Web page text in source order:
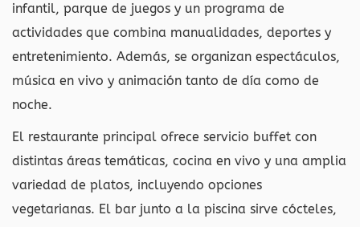
infantil, parque de juegos y un programa de
actividades que combina manualidades, deportes y
entretenimiento. Además, se organizan espectáculos,
música en vivo y animación tanto de día como de
noche.
El restaurante principal ofrece servicio buffet con
distintas áreas temáticas, cocina en vivo y una amplia
variedad de platos, incluyendo opciones
vegetarianas. El bar junto a la piscina sirve cócteles,